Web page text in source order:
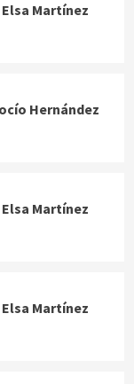
Elsa Martínez
Hernández
Elsa Martínez
Elsa Martínez